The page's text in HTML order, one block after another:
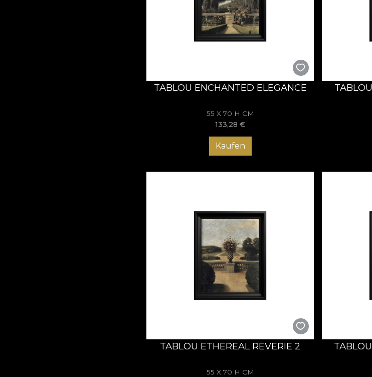
Versailles – arta eleganței
Versaillessunt invitația de a trăi noblețea într-o
reverență vizuală și un rafinament care luminează spațiul.
TABLOU ENCHANTED ELEGANCE
55 X 70 H CM
133,28€
Kaufen
TABLOU ETHEREAL REVERIE 2
55 X 70 H CM